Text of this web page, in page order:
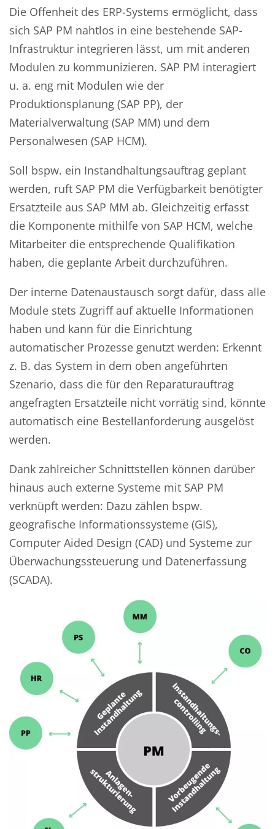
Die Offenheit des ERP-Systems ermöglicht, dass
sich SAP PM nahtlos in eine bestehende SAP-
Infrastruktur integrieren lässt, um mit anderen
Modulen zu kommunizieren. SAP PM interagiert
u. a. eng mit Modulen wie der
Produktionsplanung (SAP PP), der
Materialverwaltung (SAP MM) und dem
Personalwesen (SAP HCM).
Soll bspw. ein Instandhaltungsauftrag geplant
werden, ruft SAP PM die Verfügbarkeit benötigter
Ersatzteile aus SAP MM ab. Gleichzeitig erfasst
die Komponente mithilfe von SAP HCM, welche
Mitarbeiter die entsprechende Qualifikation
haben, die geplante Arbeit durchzuführen.
Der interne Datenaustausch sorgt dafür, dass alle
Module stets Zugriff auf aktuelle Informationen
haben und kann für die Einrichtung
automatischer Prozesse genutzt werden: Erkennt
z. B. das System in dem oben angeführten
Szenario, dass die für den Reparaturauftrag
angefragten Ersatzteile nicht vorrätig sind, könnte
automatisch eine Bestellanforderung ausgelöst
werden.
Dank zahlreicher Schnittstellen können darüber
hinaus auch externe Systeme mit SAP PM
verknüpft werden: Dazu zählen bspw.
geografische Informationssysteme (GIS),
Computer Aided Design (CAD) und Systeme zur
Überwachungssteuerung und Datenerfassung
(SCADA).